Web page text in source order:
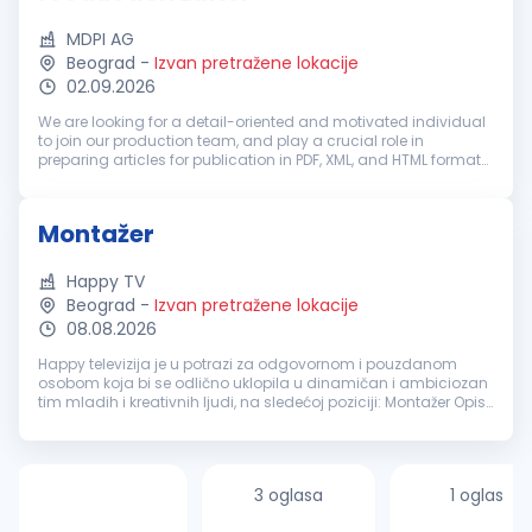
MDPI AG
Beograd - Izvan pretražene lokacije
02.09.2026
We are looking for a detail-oriented and motivated individual
to join our production team, and play a crucial role in
preparing articles for publication in PDF, XML, and HTML formats
Montažer
Happy TV
Beograd - Izvan pretražene lokacije
08.08.2026
Happy televizija je u potrazi za odgovornom i pouzdanom
osobom koja bi se odlično uklopila u dinamičan i ambiciozan
tim mladih i kreativnih ljudi, na sledećoj poziciji: Montažer Opis
na...
3 oglasa 1 oglas